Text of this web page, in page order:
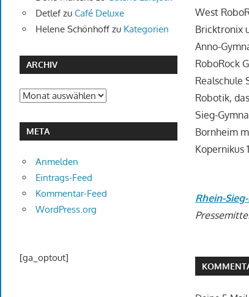
West
Bricktronix
Anno-
RoboRock
Realschule
Robotik,
Sieg-
Bornheim
Kopernikus
Rhein-
Detlefzu Café Deluxe
Helene Schönhoffzu Kategorien
ARCHIV
Archiv
META
Anmelden
Eintrags-Feed
Kommentar-Feed
WordPress.org
[ga_optout]